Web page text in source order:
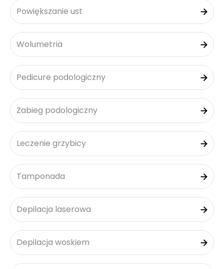
Powiększanie ust
Wolumetria
Pedicure podologiczny
Zabieg podologiczny
Leczenie grzybicy
Tamponada
Depilacja laserowa
Depilacja woskiem